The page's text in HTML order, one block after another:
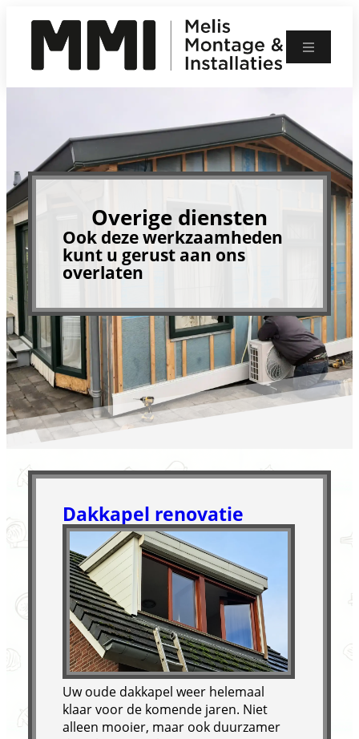
inhoud
Kozijnen
Garagedeuren
Rolluiken / Screens
+31 655 690 711
info@melismontage.nl
Overige diensten
Ook deze werkzaamheden
kunt u gerust aan ons
overlaten
Dakkapel renovatie
Uw oude dakkapel weer helemaal
klaar voor de komende jaren. Niet
alleen mooier, maar ook duurzamer